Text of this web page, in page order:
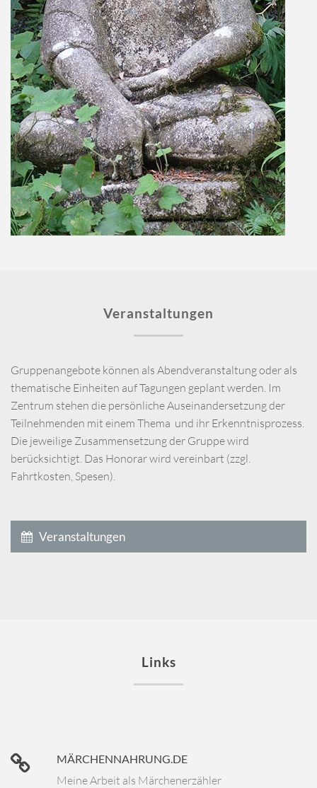
Veranstaltungen
Gruppenangebote können als Abendveranstaltung oder als
thematische Einheiten auf Tagungen geplant werden. Im
Zentrum stehen die persönliche Auseinandersetzung der
Teilnehmenden mit einem Thema und ihr Erkenntnisprozess.
Die jeweilige Zusammensetzung der Gruppe wird
berücksichtigt. Das Honorar wird vereinbart (zzgl.
Fahrtkosten, Spesen).
Veranstaltungen
Links
MÄRCHENNAHRUNG.DE
Meine Arbeit als Märchenerzähler